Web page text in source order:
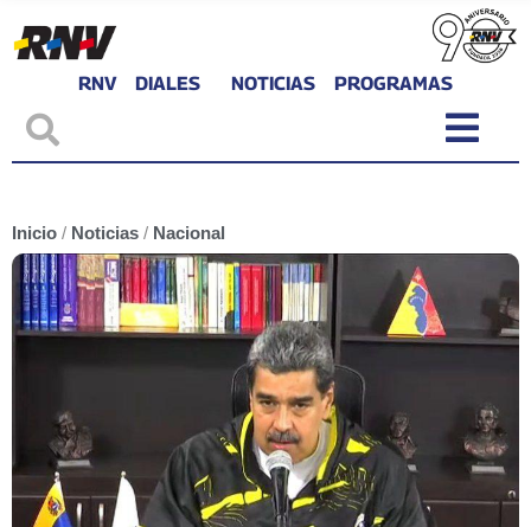
RNV DIALES NOTICIAS PROGRAMAS
Inicio / Noticias / Nacional